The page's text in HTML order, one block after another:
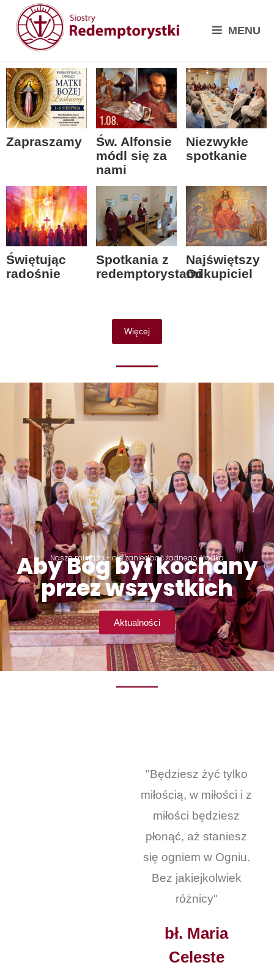
MENU
Zapraszamy
Św. Alfonsie
módl się za
nami
Niezwykłe
spotkanie
Świętując
radośnie
Spotkania z
redemptorystami
Najświętszy
Odkupiciel
Więcej
Nasza misja to - nie zaniedbać żadnego środka
Aby Bóg był kochany
przez wszystkich
Aktualności
"Będziesz żyć tylko
miłością, w miłości i z
miłości będziesz
płonąć, aż staniesz
się ogniem w Ogniu.
Bez jakiejkolwiek
różnicy"
bł. Maria
Celeste